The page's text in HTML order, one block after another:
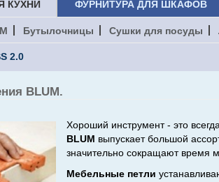
КУХНИ ФУРНИТУРА ДЛЯ ШКАФОВ
Бутылочницы Сушки для посуды
BLUM.
Хороший инструмент - это
BLUM выпускает большой
значительно сокращают время
Мебельные петли